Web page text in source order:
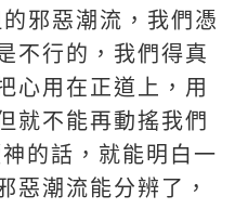
邪惡潮流，我們憑
不行的，我們得真
心用在正道上，用
就不能再動搖我們
的話，就能明白一
惡潮流能分辨了，